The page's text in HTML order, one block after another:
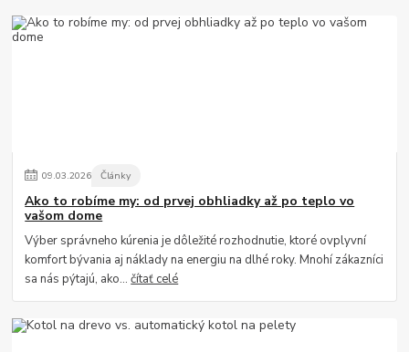
09.03.2026 Články
Ako to robíme my: od prvej obhliadky až po teplo vo
vašom dome
Výber správneho kúrenia je dôležité rozhodnutie, ktoré ovplyvní
komfort bývania aj náklady na energiu na dlhé roky. Mnohí zákazníci
sa nás pýtajú, ako...čítať celé